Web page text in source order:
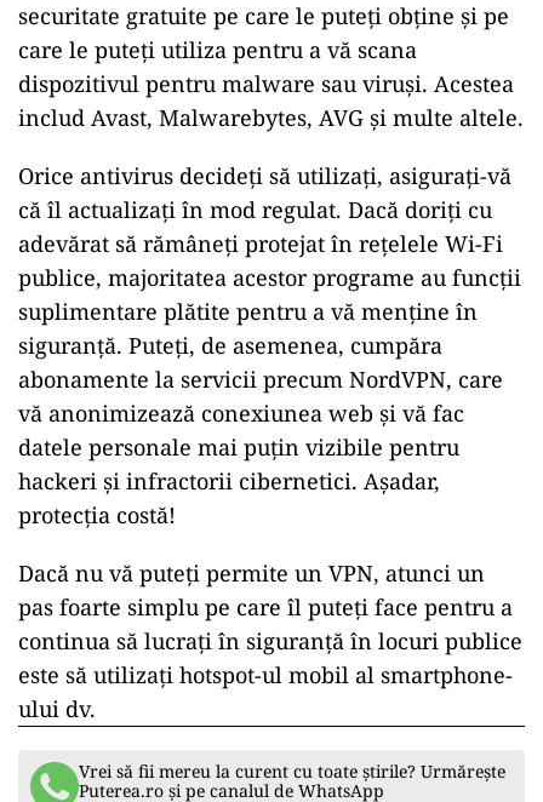
securitate gratuite pe care le puteți obține și pe
care le puteți utiliza pentru a vă scana
dispozitivul pentru malware sau viruși. Acestea
includ Avast, Malwarebytes, AVG și multe altele.
Orice antivirus decideți să utilizați, asigurați-vă
că îl actualizați în mod regulat. Dacă doriți cu
adevărat să rămâneți protejat în rețelele Wi-Fi
publice, majoritatea acestor programe au funcții
suplimentare plătite pentru a vă menține în
siguranță. Puteți, de asemenea, cumpăra
abonamente la servicii precum NordVPN, care
vă anonimizează conexiunea web și vă fac
datele personale mai puțin vizibile pentru
hackeri și infractorii cibernetici. Așadar,
protecția costă!
Dacă nu vă puteți permite un VPN, atunci un
pas foarte simplu pe care îl puteți face pentru a
continua să lucrați în siguranță în locuri publice
este să utilizați hotspot-ul mobil al smartphone-
ului dv.
Vrei să fii mereu la curent cu toate știrile? Urmărește
Puterea.ro și pe canalul de WhatsApp